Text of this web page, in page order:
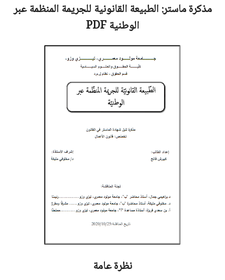
مذكرة ماستر:الطبيعة القانونية للجريمة المنظمة عبر
الوطنيةPDF
نظرة عامة